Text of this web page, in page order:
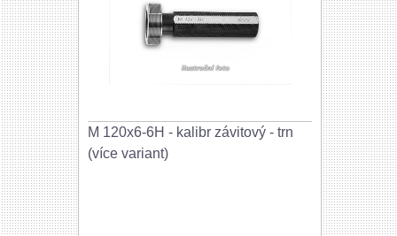
M 120x6-6H - kalibr závitový - trn
(více variant)